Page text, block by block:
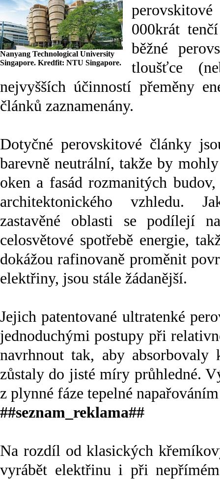
Nanyang Technological University
Singapore. Kredfit: NTU Singapore.
000krát
běžné
tloušťce
nejvyšších účinností přeměny
článků zaznamenány.
Dotyčné perovskitové články
barevně neutrální, takže by
oken a fasád rozmanitých
architektonického vzhledu.
zastavěné oblasti se podílejí
celosvětové spotřebě energie,
dokážou rafinovaně proměnit
elektřiny, jsou stále žádanější.
Jejich patentované ultratenké
jednoduchými postupy při
navrhnout tak, aby
zůstaly do jisté míry průhledné.
z plynné fáze tepelné
##seznam_reklama##
Na rozdíl od klasických
vyrábět elektřinu i při